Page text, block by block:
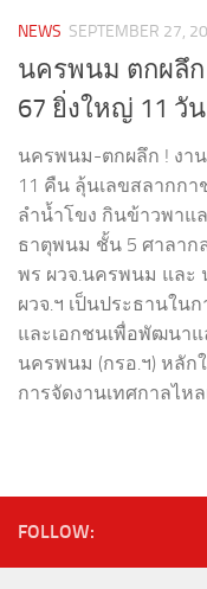
NEWS SEPTEMBER 27,
นครพนม ตกผลึก
67 ยิ่งใหญ่ 11 วั
นครพนม-ตกผลึก ! งา
11 คืน ลุ้นเลขสลากกา
ลำน้ำโขง กินข้าวพาแ
ธาตุพนม ชั้น 5 ศาลาก
พร ผวจ.นครพนม และ
ผวจ.ฯ เป็นประธานใ
และเอกชนเพื่อพัฒนา
นครพนม (กรอ.ฯ) หลัก
การจัดงานเทศกาลไห
FOLLOW: